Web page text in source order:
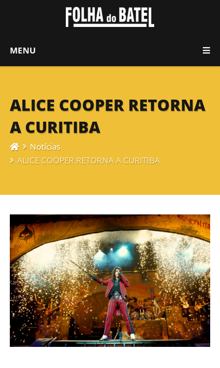
MENU
ALICE COOPER RETORNA
A CURITIBA
Notícias
ALICE COOPER RETORNA A CURITIBA